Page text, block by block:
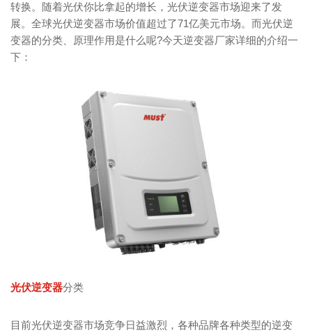
转换。随着光伏你比拿起的增长，光伏逆变器市场迎来了发
展。全球光伏逆变器市场价值超过了71亿美元市场。而光伏逆
变器的分类、原理作用是什么呢?今天逆变器厂家详细的介绍一
下：
光伏逆变器分类
目前光伏逆变器市场竞争日益激烈，各种品牌各种类型的逆变